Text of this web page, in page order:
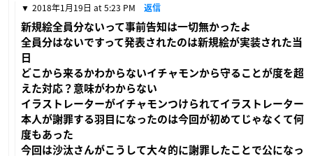
2018年1月19日 at 5:23 PM 返信
新規絵全員分ないって事前告知は一切無かったよ
全員分はないですって発表されたのは新規絵が実装された当
日
どこから来るかわからないイチャモンから守ることが度を超
えた対応？意味がわからない
イラストレーターがイチャモンつけられてイラストレーター
本人が謝罪する羽目になったのは今回が初めてじゃなくて何
度もあった
今回は沙汰さんがこうして大々的に謝罪したことで公になっ